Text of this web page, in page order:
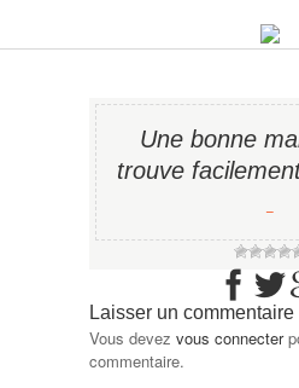
Une bonne
trouve
−
Laisser un commentaire
Vous devez vous connecter
commentaire.